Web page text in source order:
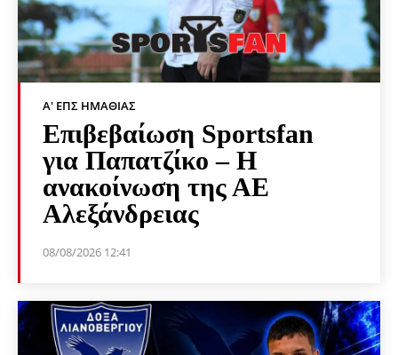
Α' ΕΠΣ ΗΜΑΘΊΑΣ
Επιβεβαίωση Sportsfan
για Παπατζίκο – Η
ανακοίνωση της ΑΕ
Αλεξάνδρειας
08/08/2026 12:41